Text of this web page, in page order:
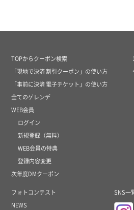
TOPからクーポン検索
「現地で決済 割引クーポン」の使い方
「事前に決済 電子チケット」の使い方
全てのゲレンデ
WEB会員
ログイン
新規登録（無料）
WEB会員の特典
登録内容変更
次年度DMクーポン
フォトコンテスト
NEWS
SNS一